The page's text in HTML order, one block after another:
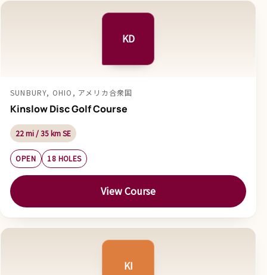
KD
SUNBURY, OHIO, アメリカ合衆国
Kinslow Disc Golf Course
22 mi / 35 km SE
OPEN 18 HOLES
View Course
KI